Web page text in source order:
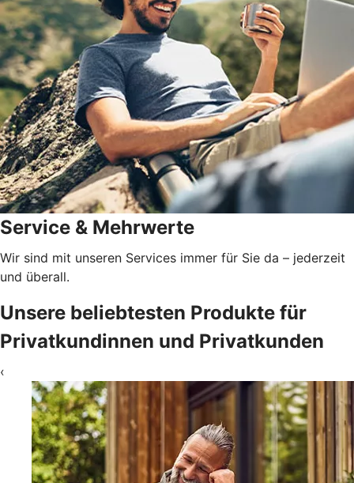
Service & Mehrwerte
Wir sind mit unseren Services immer für Sie da – jederzeit
und überall.
Unsere beliebtesten Produkte für
Privatkundinnen und Privatkunden
‹